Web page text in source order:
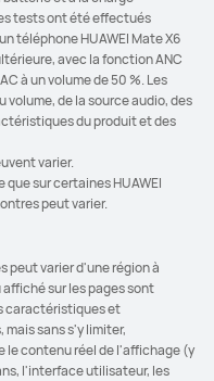
tests ont été effectués
téléphone HUAWEI Mate X6
avec la fonction ANC
à un volume de 50 %. Les
de la source audio, des
du produit et des
varier.
sur certaines HUAWEI
peut varier.
varier d'une région à
sur les pages sont
caractéristiques et
sans s'y limiter,
le contenu réel de l'affichage (y
l'interface utilisateur, les